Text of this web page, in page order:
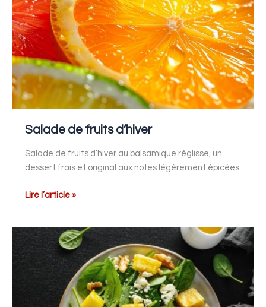
Salade de fruits d’hiver
Salade de fruits d’hiver au balsamique réglisse, un
dessert frais et original aux notes légèrement épicées.
Lire l’article »
Salade
l’ananas